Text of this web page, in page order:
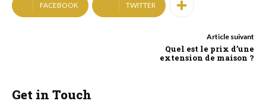
FACEBOOK TWITTER
Article suivant
Quel est le prix d’une
extension de maison ?
Get in Touch